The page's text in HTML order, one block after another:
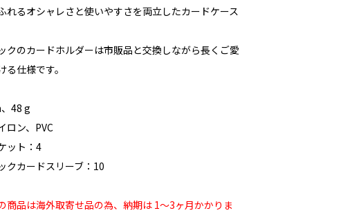
れるオシャレさと使いやすさを両立したカードケース
クのカードホルダーは市販品と交換しながら長くご愛
る仕様です。
48 g
ロン、PVC
ット：4
クカードスリーブ：10
商品は海外取寄せ品の為、納期は 1〜3ヶ月かかりま